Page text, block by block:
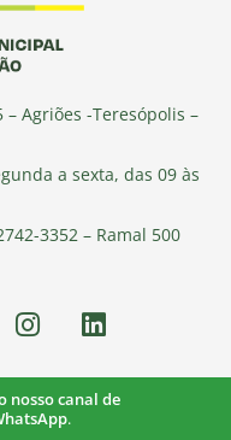
Agriões -Teresópolis –
a sexta, das 09 às
3352 – Ramal 500
nosso canal de
.